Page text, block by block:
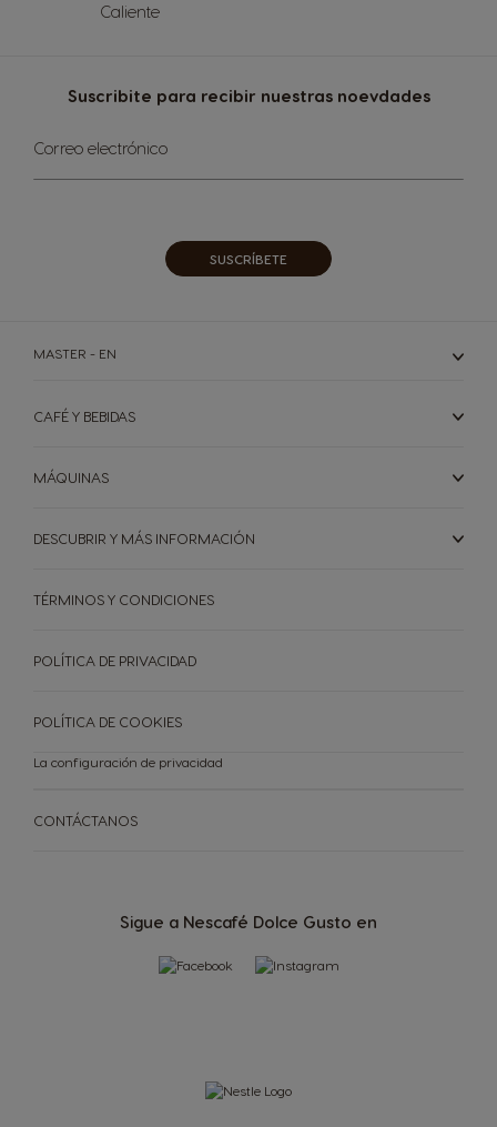
Caliente
Suscribite para recibir nuestras noevdades
a
Correo electrónico
SUSCRÍBETE
MASTER - EN
CAFÉ Y BEBIDAS
MÁQUINAS
DESCUBRIR Y MÁS INFORMACIÓN
Sigue a Nescafé Dolce Gusto en
CONTÁCTANOS
TÉRMINOS Y CONDICIONES
POLÍTICA DE PRIVACIDAD
POLÍTICA DE COOKIES
La configuración de privacidad